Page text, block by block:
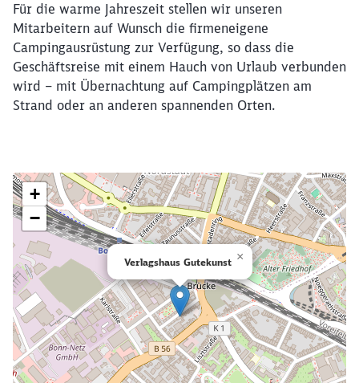
Für die warme Jahreszeit stellen wir unseren
Mitarbeitern auf Wunsch die firmeneigene
Campingausrüstung zur Verfügung, so dass die
Geschäftsreise mit einem Hauch von Urlaub verbunden
wird – mit Übernachtung auf Campingplätzen am
Strand oder an anderen spannenden Orten.
Klicken, um die folgende Karte zu überspringen
Verlagshaus Gutekunst ×
+
−